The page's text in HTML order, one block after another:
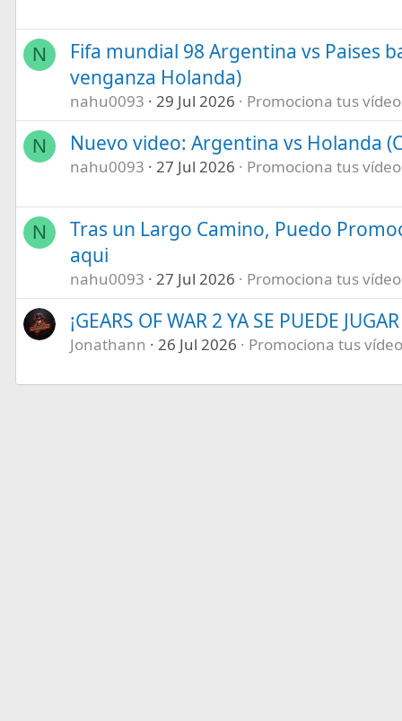
N
Fifa mundial 98 Argentina vs Paises
venganza Holanda)
nahu0093 29 Jul 2026 Promociona tus
N Nuevo video: Argentina vs Holanda
nahu0093 27 Jul 2026 Promociona tus
N
Tras un Largo Camino, Puedo
aqui
nahu0093 27 Jul 2026 Promociona tus
¡GEARS OF WAR 2 YA SE PUEDE
Jonathann 26 Jul 2026 Promociona tus